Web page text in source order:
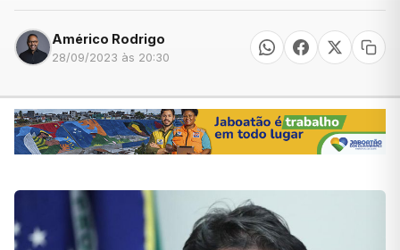
Américo Rodrigo
28/09/2023 às 20:30